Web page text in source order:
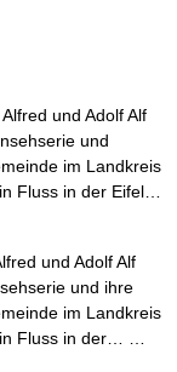
und Adolf Alf
und
im Landkreis
Fluss in der Eifel…
und Adolf Alf
und ihre
im Landkreis
Fluss in der… …